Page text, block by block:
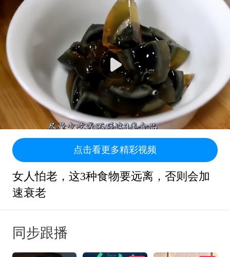
点击看更多精彩视频
女人怕老，这3种食物要远离，否则会加
速衰老
同步跟播